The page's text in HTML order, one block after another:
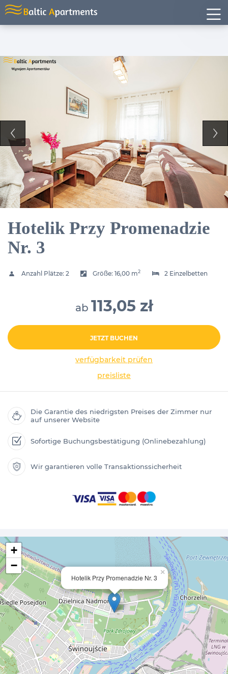
Hotelik Przy Promenadzie
Nr. 3
Anzahl Plätze: 2 Größe:16,00 m2 2 Einzelbetten
ab 113,05 zł
JETZT BUCHEN
verfügbarkeit prüfen
preisliste
Die Garantie des niedrigsten Preises der Zimmer nur
auf unserer Website
Sofortige Buchungsbestätigung (Onlinebezahlung)
Wir garantieren volle Transaktionssicherheit
Hotelik Przy Promenadzie Nr. 3
×
+
−